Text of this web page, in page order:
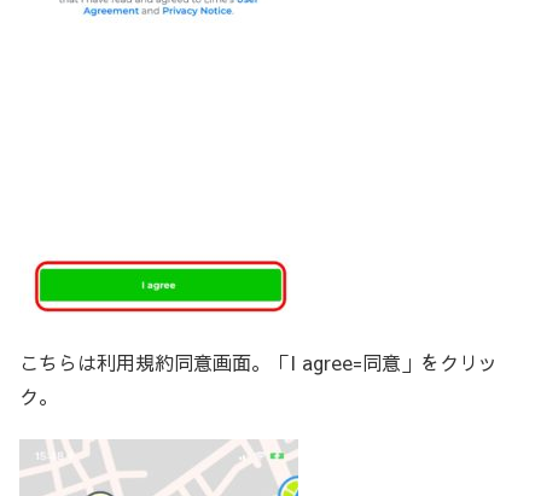
こちらは利用規約同意画面。「I agree=同意」をクリッ
ク。